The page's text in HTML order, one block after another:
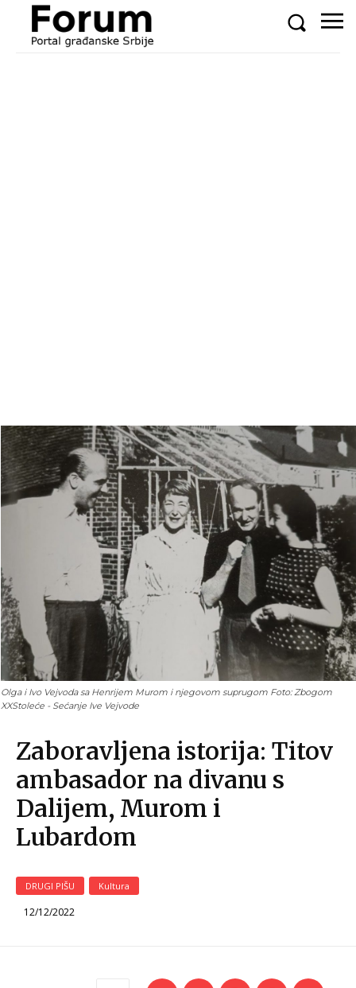
Zaboravljena istorija: Titov
ambasador na divanu s
Dalijem, Murom i
Lubardom
DRUGI PIŠU Kultura
12/12/2022
Olga i Ivo Vejvoda sa Henrijem Murom i njegovom suprugom Foto: Zbogom
XXStoleće - Sećanje Ive Vejvode